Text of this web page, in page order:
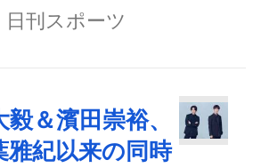
日刊スポーツ
＆濱田崇裕、
雅紀以来の同時